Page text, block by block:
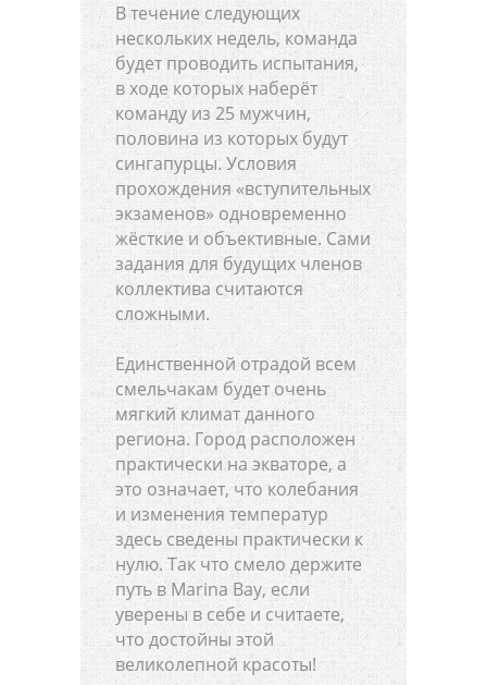
В течение следующих
нескольких недель, команда
будет проводить испытания,
в ходе которых наберёт
команду из 25 мужчин,
половина из которых будут
сингапурцы. Условия
прохождения «вступительных
экзаменов» одновременно
жёсткие и объективные. Сами
задания для будущих членов
коллектива считаются
сложными.
Единственной отрадой всем
смельчакам будет очень
мягкий климат данного
региона. Город расположен
практически на экваторе, а
это означает, что колебания
и изменения температур
здесь сведены практически к
нулю. Так что смело держите
путь в Marina Bay, если
уверены в себе и считаете,
что достойны этой
великолепной красоты!